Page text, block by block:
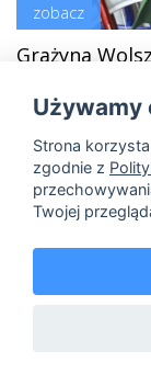
zobacz
Grażyna
Używamy
Strona
zgodnie z
Twojej